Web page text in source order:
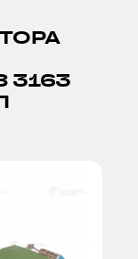
3163